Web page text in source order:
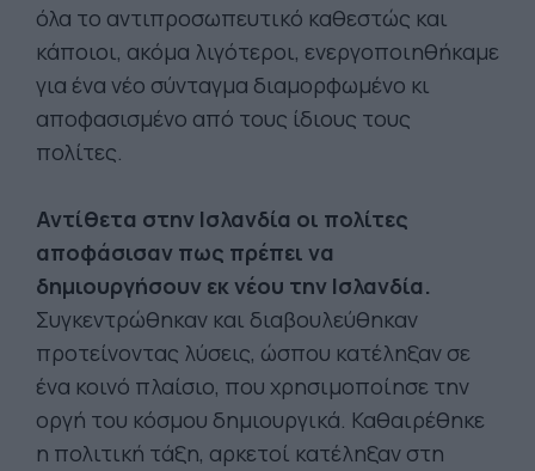
όλα το αντιπροσωπευτικό καθεστώς και
κάποιοι, ακόμα λιγότεροι, ενεργοποιηθήκαμε
για ένα νέο σύνταγμα διαμορφωμένο κι
αποφασισμένο από τους ίδιους τους
πολίτες.
Αντίθετα στην Ισλανδία οι πολίτες
αποφάσισαν πως πρέπει να
δημιουργήσουν εκ νέου την Ισλανδία.
Συγκεντρώθηκαν και διαβουλεύθηκαν
προτείνοντας λύσεις, ώσπου κατέληξαν σε
ένα κοινό πλαίσιο, που χρησιμοποίησε την
οργή του κόσμου δημιουργικά. Καθαιρέθηκε
η πολιτική τάξη, αρκετοί κατέληξαν στη